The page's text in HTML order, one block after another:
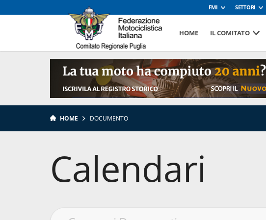
FMI SETTORI
HOME IL COMITATO
HOME DOCUMENTO
Calendari